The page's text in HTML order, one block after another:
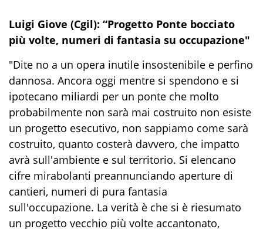
Luigi Giove (Cgil): “Progetto Ponte bocciato
più volte, numeri di fantasia su occupazione"
"Dite no a un opera inutile insostenibile e perfino
dannosa. Ancora oggi mentre si spendono e si
ipotecano miliardi per un ponte che molto
probabilmente non sarà mai costruito non esiste
un progetto esecutivo, non sappiamo come sarà
costruito, quanto costerà davvero, che impatto
avrà sull'ambiente e sul territorio. Si elencano
cifre mirabolanti preannunciando aperture di
cantieri, numeri di pura fantasia
sull'occupazione. La verità è che si è riesumato
un progetto vecchio più volte accantonato,